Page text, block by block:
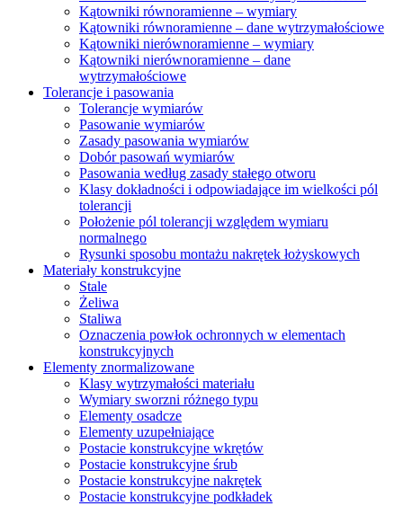
Kątowniki równoramienne – wymiary
Kątowniki równoramienne – dane wytrzymałościowe
Kątowniki nierównoramienne – wymiary
Kątowniki nierównoramienne – dane
wytrzymałościowe
Tolerancje i pasowania
Tolerancje wymiarów
Pasowanie wymiarów
Zasady pasowania wymiarów
Dobór pasowań wymiarów
Pasowania według zasady stałego otworu
Klasy dokładności i odpowiadające im wielkości pól
tolerancji
Położenie pól tolerancji względem wymiaru
normalnego
Rysunki sposobu montażu nakrętek łożyskowych
Materiały konstrukcyjne
Stale
Żeliwa
Staliwa
Oznaczenia powłok ochronnych w elementach
konstrukcyjnych
Elementy znormalizowane
Klasy wytrzymałości materiału
Wymiary sworzni różnego typu
Elementy osadcze
Elementy uzupełniające
Postacie konstrukcyjne wkrętów
Postacie konstrukcyjne śrub
Postacie konstrukcyjne nakrętek
Postacie konstrukcyjne podkładek